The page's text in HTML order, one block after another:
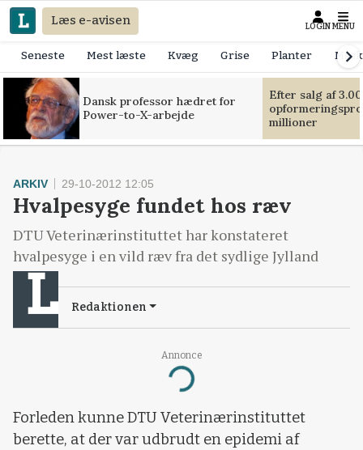
Læs e-avisen LOGIN MENU
Seneste Mest læste Kvæg Grise Planter
Dansk professor hædret for
Power-to-X-arbejde
Efter salg af
millioner
Annonce
Loading...
ARKIV 29-10-2012 12:05
Hvalpesyge fundet hos ræv
DTU Veterinærinstituttet har konstateret
hvalpesyge i en vild ræv fra det sydlige Jylland
Redaktionen
Forleden kunne DTU Veterinærinstituttet
berette, at der var udbrudt en epidemi af